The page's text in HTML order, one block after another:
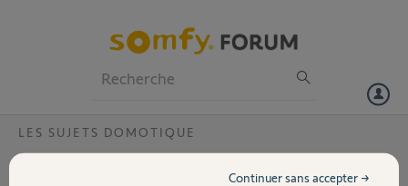
Volet
LES SUJETS DOMOTIQUE
Pb Connexion TAHOMA SUite à mise à jour
Continuer sans accepter →